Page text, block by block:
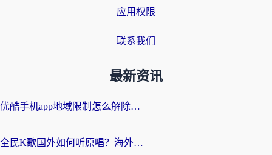
应用权限
联系我们
最新资讯
优酷手机app地域限制怎么解除？海外党亲测有效的追剧方案
全民K歌国外如何听原唱？海外党亲测有效的回国加速器选择指南